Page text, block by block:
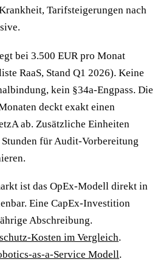
Tarifsteigerungen nach
bei 3.500 EUR pro Monat
RaaS, Stand Q1 2026). Keine
kein §34a-Engpass. Die
deckt exakt einen
ab. Zusätzliche Einheiten
für Audit-Vorbereitung
ist das OpEx-Modell direkt in
Eine CapEx-Investition
Abschreibung.
Kosten im Vergleich.
as-a-Service Modell.